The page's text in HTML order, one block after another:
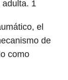
1
el
de
como